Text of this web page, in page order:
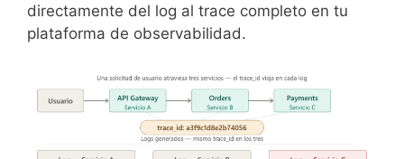
directamente del log al trace completo en tu
plataforma de observabilidad.